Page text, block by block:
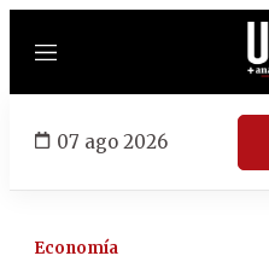
Menú
07 ago 2026
Economía